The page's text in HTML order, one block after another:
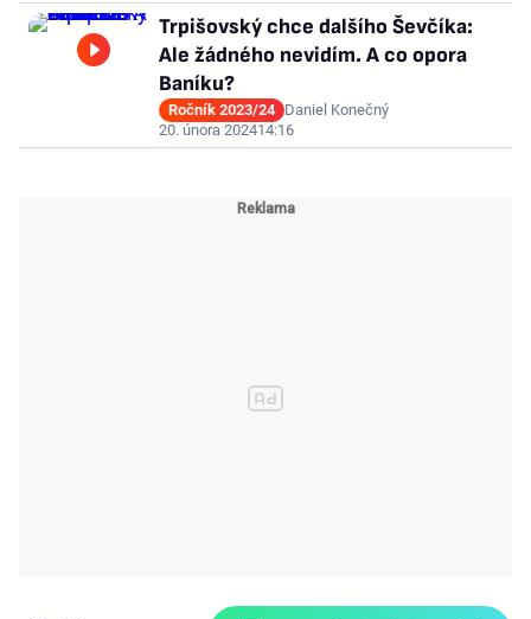
Trpišovský chce dalšího Ševčíka:
Ale žádného nevidím. A co opora
Baníku?
Ročník 2023/24 Daniel Konečný
20. února 202414:16